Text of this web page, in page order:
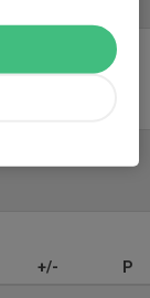
+/- P